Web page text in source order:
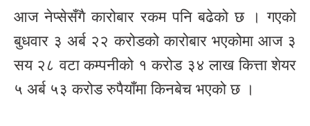
आज नेप्सेसँगै कारोबार रकम पनि बढेको छ । गएको
बुधवार ३ अर्ब २२ करोडको कारोबार भएकोमा आज ३
सय २८ वटा कम्पनीको १ करोड ३४ लाख कित्ता शेयर
५ अर्ब ५३ करोड रुपैयाँमा किनबेच भएको छ ।